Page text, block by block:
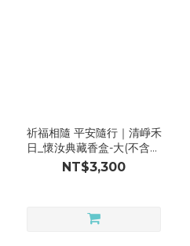
祈福相隨 平安隨行｜清崢禾
日_懷汝典藏香盒-大(不含布
包)
NT$3,300